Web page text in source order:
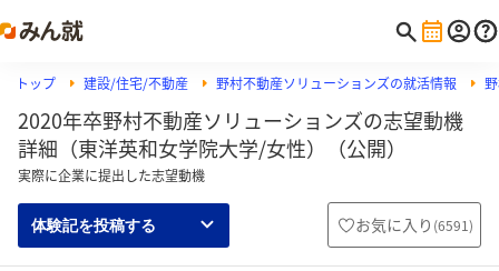
トップ 建設/住宅/不動産 野村不動産ソリューションズの就活情報
2020年卒野村不動産ソリューションズの志望動機
詳細（東洋英和女学院大学/女性）（公開）
実際に企業に提出した志望動機
体験記を投稿する お気に入り (6591)